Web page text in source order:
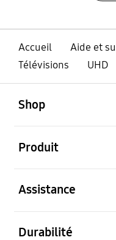
Accueil
Aide et
Télévisions
UHD
Shop
Produit
Assistance
Durabilité